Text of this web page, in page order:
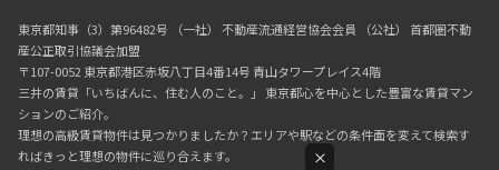
東京都知事（3）第96482号 （一社） 不動産流通経営協会会員 （公社） 首都圏不動
産公正取引協議会加盟
〒107-0052 東京都港区赤坂八丁目4番14号 青山タワープレイス4階
三井の賃貸「いちばんに、住む人のこと。」 東京都心を中心とした豊富な賃貸マン
ションのご紹介。
理想の高級賃貸物件は見つかりましたか？エリアや駅などの条件面を変えて検索す
ればきっと理想の物件に巡り合えます。
×